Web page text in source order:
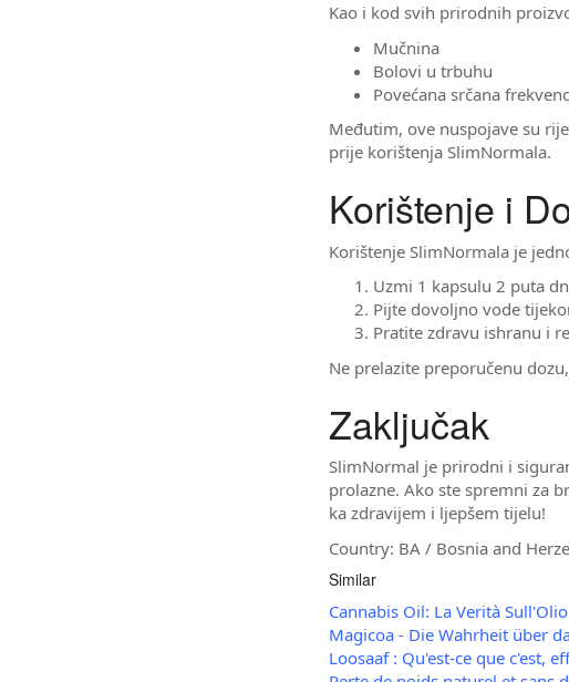
Kao i kod svih prirodnih
Mučnina
Bolovi u trbuhu
Povećana srčana
Međutim, ove nuspojave su
prije korištenja SlimNormala.
Korištenje i
Korištenje SlimNormala je
Uzmi 1 kapsulu 2 puta
Pijte dovoljno vode
Pratite zdravu ishranu i
Ne prelazite preporučenu
Zaključak
SlimNormal je prirodni i
prolazne. Ako ste spremni za
ka zdravijem i ljepšem tijelu!
Country: BA / Bosnia and
Similar
Cannabis Oil: La Verità
Magicoa - Die Wahrheit über
Loosaaf : Qu'est-ce que c'est,